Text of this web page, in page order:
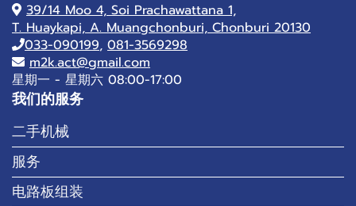
39/14 Moo 4, Soi Prachawattana 1,
T. Huaykapi, A. Muangchonburi, Chonburi 20130
033-090199, 081-3569298
m2k.act@gmail.com
星期一 - 星期六 08:00-17:00
我们的服务
二手机械
服务
电路板组装